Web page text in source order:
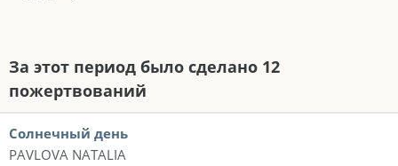
За этот период было сделано 12
пожертвований
Солнечный день
PAVLOVA NATALIA